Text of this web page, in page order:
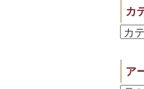
カ
ア